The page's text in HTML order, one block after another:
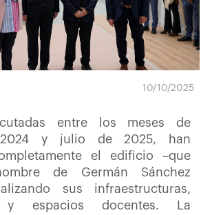
10/10/2025
entre los meses de
y julio de 2025, han
el edificio –que
de Germán Sánchez
sus infraestructuras,
y espacios docentes. La